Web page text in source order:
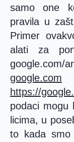
samo one
pravila u
Primer
alati za
google.com
https://
podaci mogu
licima, u
to kada smo